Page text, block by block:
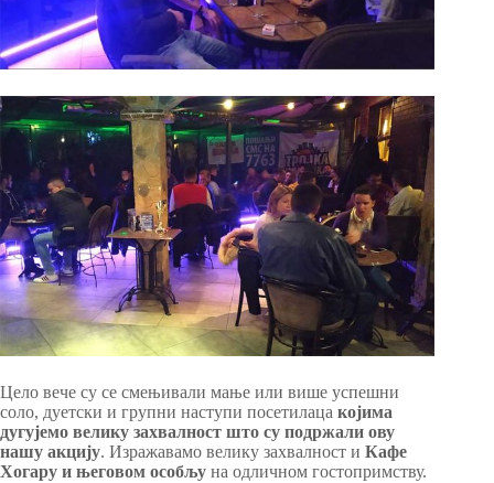
Цело вече су се смењивали мање или више успешни
соло, дуетски и групни наступи посетилаца којима
дугујемо велику захвалност што су подржали ову
нашу акцију. Изражавамо велику захвалност и Кафе
Хогару и његовом особљу на одличном гостопримству.